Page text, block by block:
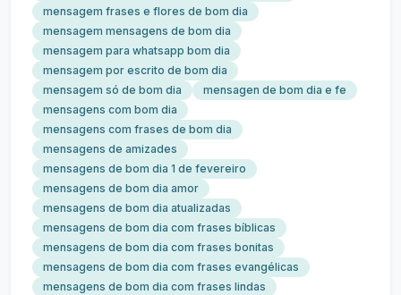
mensagem frases e flores de bom dia
mensagem mensagens de bom dia
mensagem para whatsapp bom dia
mensagem por escrito de bom dia
mensagem só de bom dia
mensagen de bom dia e fe
mensagens com bom dia
mensagens com frases de bom dia
mensagens de amizades
mensagens de bom dia 1 de fevereiro
mensagens de bom dia amor
mensagens de bom dia atualizadas
mensagens de bom dia com frases bíblicas
mensagens de bom dia com frases bonitas
mensagens de bom dia com frases evangélicas
mensagens de bom dia com frases lindas